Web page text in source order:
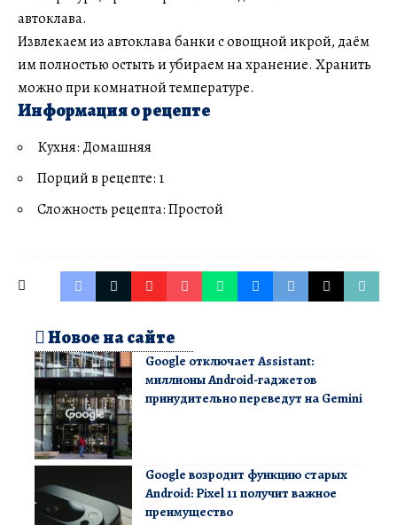
автоклава.
Извлекаем из автоклава банки с овощной икрой, даём
им полностью остыть и убираем на хранение. Хранить
можно при комнатной температуре.
Информация о рецепте
Кухня: Домашняя
Порций в рецепте: 1
Сложность рецепта: Простой
Новое на сайте
Google отключает Assistant:
миллионы Android-гаджетов
принудительно переведут на Gemini
Google возродит функцию старых
Android: Pixel 11 получит важное
преимущество